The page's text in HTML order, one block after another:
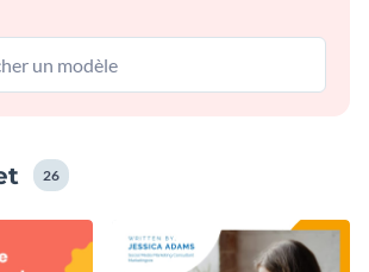
un logiciel complexe, vous pouvez
professionnel directement dans
26